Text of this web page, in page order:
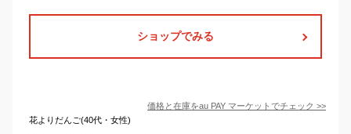
ショップでみる
価格と在庫をau PAY マーケット でチェック >>
花よりだんご(40代・女性)